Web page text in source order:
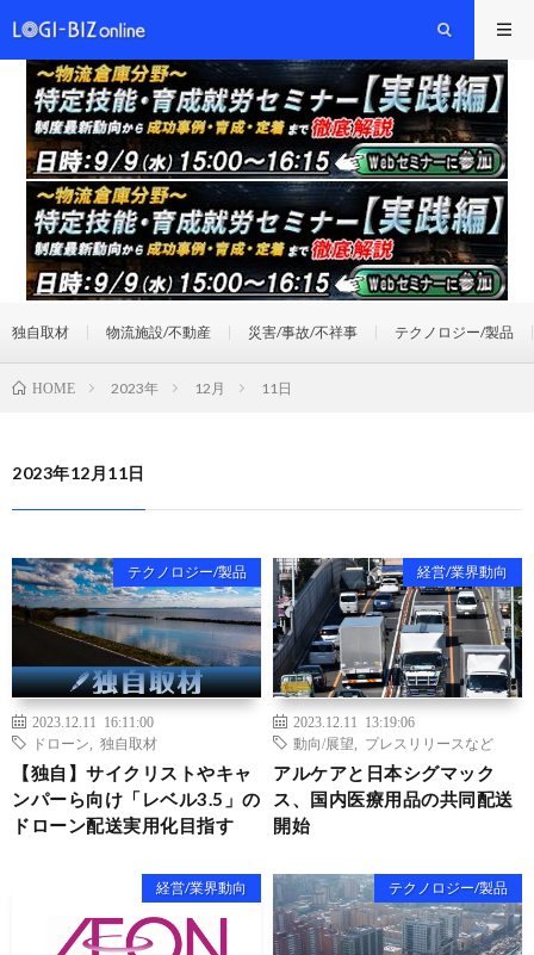
独自取材 物流施設/不動産 災害/事故/不祥事 テクノロジー/製品
HOME 2023年 12月 11日
2023年12月11日
テクノロジー/製品
2023.12.11 16:11:00
ドローン
独自取材
【独自】サイクリストやキャ
ンパーら向け「レベル3.5」の
ドローン配送実用化目指す
経営/業界動向
2023.12.11 13:19:06
動向/展望
プレスリリースなど
アルケアと日本シグマック
ス、国内医療用品の共同配送
開始
経営/業界動向 テクノロジー/製品